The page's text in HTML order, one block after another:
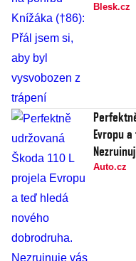
Blesk.cz
Evropu
Auto.cz